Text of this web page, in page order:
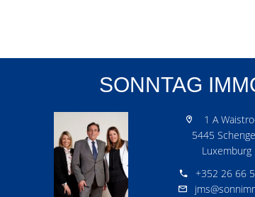
SONNTAG
1 A
5445
Luxemburg
+352 26 66